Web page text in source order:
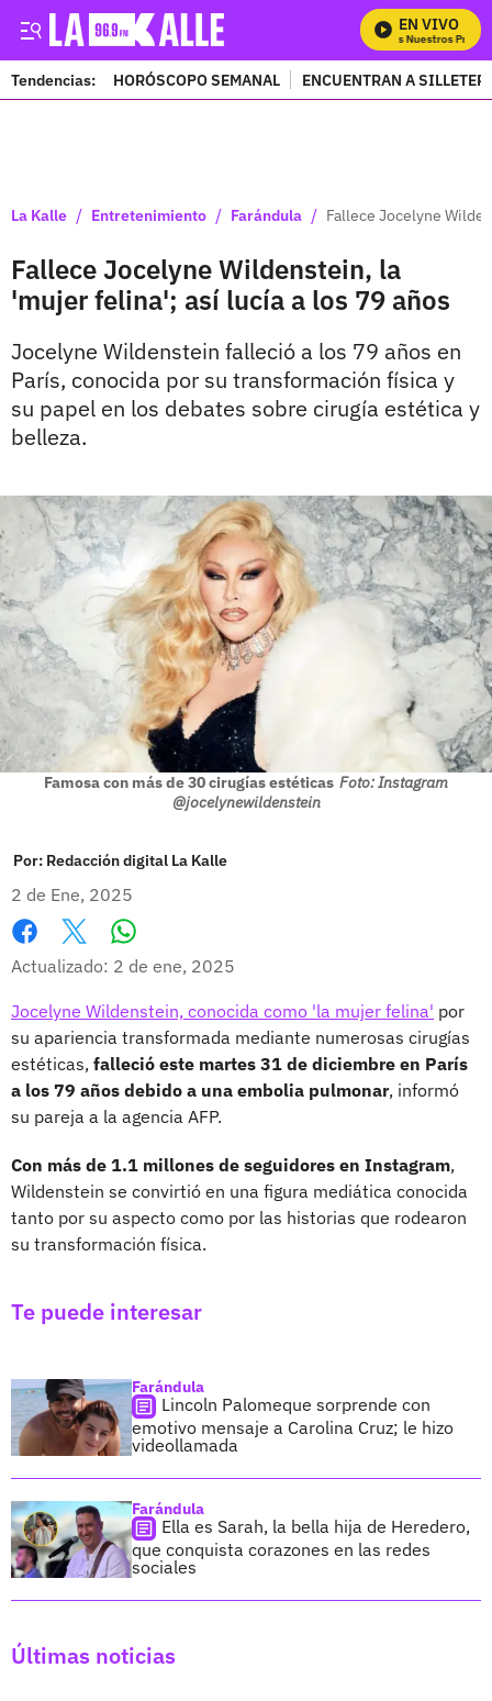
EN VIVO
Mira Todos Nuestros
Tendencias: HORÓSCOPO SEMANAL ENCUENTRAN A
La Kalle / Entretenimiento / Farándula / Fallece Jocelyne
Fallece Jocelyne Wildenstein, la
'mujer felina'; así lucía a los 79 años
Jocelyne Wildenstein falleció a los 79 años en
París, conocida por su transformación física y
su papel en los debates sobre cirugía estética y
belleza.
Famosa con más de 30 cirugías estéticas Foto: Instagram
@jocelynewildenstein
Por: Redacción digital La Kalle
2 de Ene, 2025
Facebook
X
Actualizado: 2 de ene, 2025
Jocelyne Wildenstein, conocida como 'la mujer felina' por
su apariencia transformada mediante numerosas cirugías
estéticas, falleció este martes 31 de diciembre en París
a los 79 años debido a una embolia pulmonar, informó
su pareja a la agencia AFP.
Con más de 1.1 millones de seguidores en Instagram,
Wildenstein se convirtió en una figura mediática conocida
tanto por su aspecto como por las historias que rodearon
su transformación física.
Te puede interesar
Farándula
Lincoln Palomeque sorprende con
emotivo mensaje a Carolina Cruz; le hizo
videollamada
Farándula
Ella es Sarah, la bella hija de Heredero,
que conquista corazones en las redes
sociales
Últimas noticias